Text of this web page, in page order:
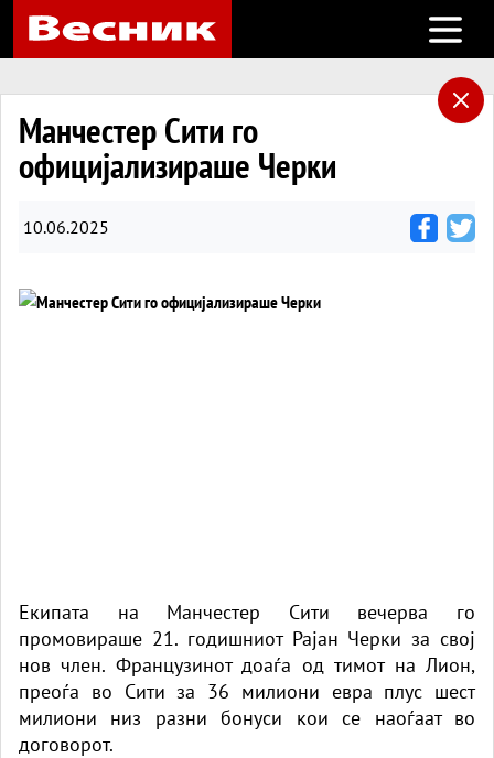
Open
Манчестер Сити го
официјализираше Черки
10.06.2025
Екипата на Манчестер Сити вечерва го
промовираше 21. годишниот Рајан Черки за свој
нов член. Французинот доаѓа од тимот на Лион,
преоѓа во Сити за 36 милиони евра плус шест
милиони низ разни бонуси кои се наоѓаат во
договорот.